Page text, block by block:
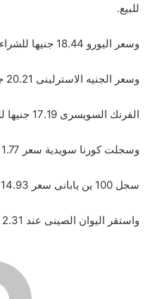
للبيع.
وسعر اليورو 18.44 جنيها للشراء و18.68 جنيها للبيع .
وسعر الجنيه الاسترلينى 20.21 جنيها للشراء، و 20.54 جنيها للبيع.
الفرنك السويسرى 17.19 جنيها للشراء ، و 17.39 جنيها للبيع.
وسجلت كورنا سويدية سعر 1.77 جنيها للشراء، و1.79 جنيها للبيع.
سجل 100 ين يابانى سعر 14.93 جنيها للشراء و 15.12 جنيها للبيع.
واستقر اليوان الصينى عند 2.31 جنيها للشراء و2.34 جنيها للبيع.